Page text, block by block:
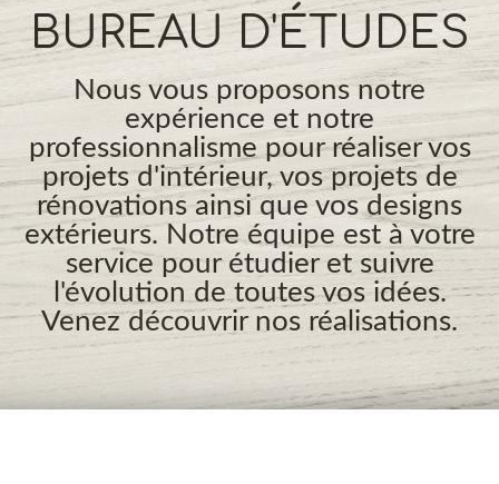
BUREAU D'ÉTUDES
Nous vous proposons notre
expérience et notre
professionnalisme pour réaliser vos
projets d'intérieur, vos projets de
rénovations ainsi que vos designs
extérieurs. Notre équipe est à votre
service pour étudier et suivre
l'évolution de toutes vos idées.
Venez découvrir nos réalisations.